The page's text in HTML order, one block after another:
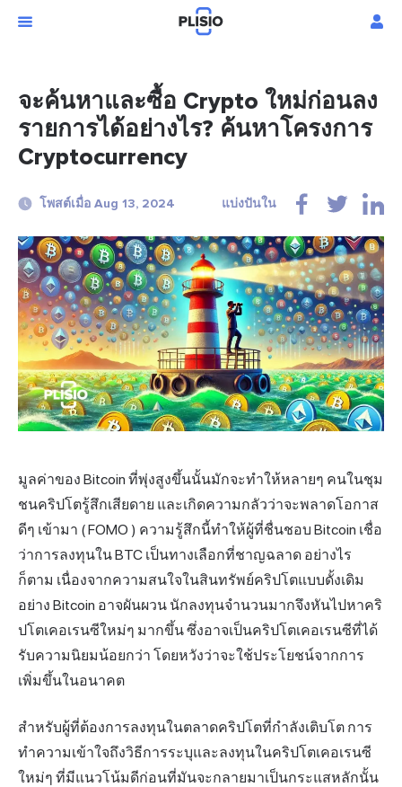
จะค้นหาและซื้อ Crypto ใหม่ก่อนลง
รายการได้อย่างไร? ค้นหาโครงการ
Cryptocurrency
โพสต์เมื่อ Aug 13, 2024 แบ่งปันใน
มูลค่าของ Bitcoin ที่พุ่งสูงขึ้นนั้นมักจะทำให้หลายๆ คนในชุม
ชนคริปโตรู้สึกเสียดาย และเกิดความกลัวว่าจะพลาดโอกาส
ดีๆ เข้ามา (FOMO ) ความรู้สึกนี้ทำให้ผู้ที่ชื่นชอบ Bitcoin เชื่อ
ว่าการลงทุนใน BTC เป็นทางเลือกที่ชาญฉลาด อย่างไร
ก็ตาม เนื่องจากความสนใจในสินทรัพย์คริปโตแบบดั้งเดิม
อย่าง Bitcoin อาจผันผวน นักลงทุนจำนวนมากจึงหันไปหาคริ
ปโตเคอเรนซีใหม่ๆ มากขึ้น ซึ่งอาจเป็นคริปโตเคอเรนซีที่ได้
รับความนิยมน้อยกว่า โดยหวังว่าจะใช้ประโยชน์จากการ
เพิ่มขึ้นในอนาคต
สำหรับผู้ที่ต้องการลงทุนในตลาดคริปโตที่กำลังเติบโต การ
ทำความเข้าใจถึงวิธีการระบุและลงทุนในคริปโตเคอเรนซี
ใหม่ๆ ที่มีแนวโน้มดีก่อนที่มันจะกลายมาเป็นกระแสหลักนั้น